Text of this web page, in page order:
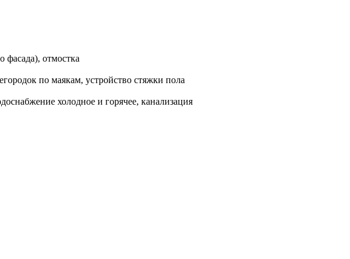
фасада), отмостка
по маякам, устройство стяжки пола
холодное и горячее, канализация